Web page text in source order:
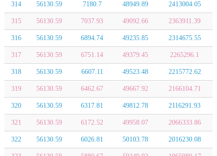
314 56130.59 7180.7 48949.89 2413004.05
315 56130.59 7037.93 49092.66 2363911.39
316 56130.59 6894.74 49235.85 2314675.55
317 56130.59 6751.14 49379.45 2265296.1
318 56130.59 6607.11 49523.48 2215772.62
319 56130.59 6462.67 49667.92 2166104.71
320 56130.59 6317.81 49812.78 2116291.93
321 56130.59 6172.52 49958.07 2066333.86
322 56130.59 6026.81 50103.78 2016230.08